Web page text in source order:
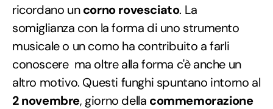
ricordano uncorno rovesciato. La
somiglianza con la forma di uno strumento
musicale o un corno ha contribuito a farli
conoscere ma oltre alla forma c'è anche un
altro motivo. Questi funghi spuntano intorno al
2 novembre, giorno della commemorazione